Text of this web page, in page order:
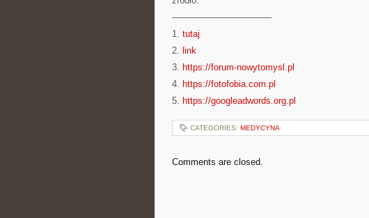
———————————
1. tutaj
2. link
3. https://forum-nowytomysl.pl
4. https://fotofobia.com.pl
5. https://googleadwords.org.pl
CATEGORIES: MEDYCYNA
Comments are closed.